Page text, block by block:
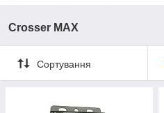
Crosser MAX
Сортування